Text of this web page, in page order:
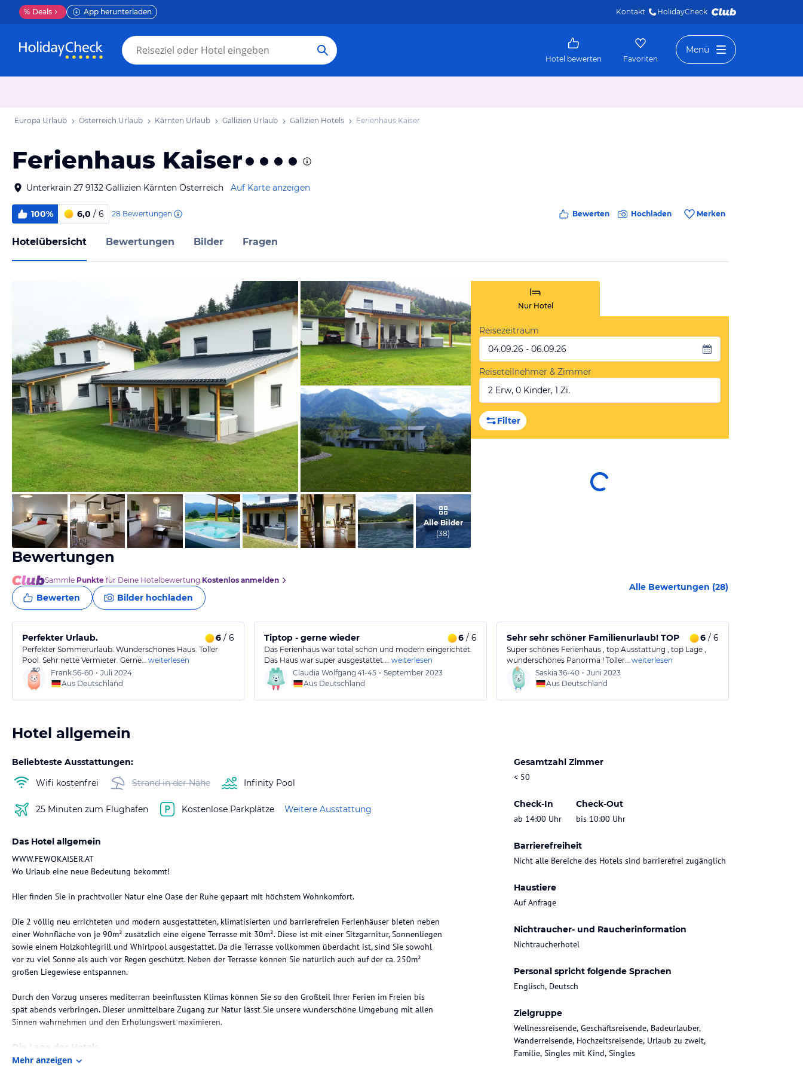
% Deals App herunterladen Kontakt HolidayCheck
Hotel bewerten Favoriten
Menü
Europa Urlaub Österreich Urlaub Kärnten Urlaub Gallizien Urlaub Gallizien Hotels Ferienhaus Kaiser
Ferienhaus Kaiser
Unterkrain 27 9132 Gallizien Kärnten Österreich Auf Karte anzeigen
100% 6,0 / 6 28 Bewertungen Bewerten Hochladen Merken
Hotelübersicht Bewertungen Bilder Fragen
vom Hotelier, Juni 2018
vom Hotelier, Juni 2018
vom Hotelier, Juni 2018
Alle Bilder
(38)
Nur Hotel
Reisezeitraum
04.09.26 - 06.09.26
Reiseteilnehmer & Zimmer
2 Erw, 0 Kinder, 1 Zi.
Filter
Bewertungen
Sammle Punkte für Deine Hotelbewertung.Kostenlos anmelden
Bewerten Bilder hochladen
Alle Bewertungen (28)
Perfekter Urlaub. 6 / 6
Perfekter Sommerurlaub. Wunderschönes Haus. Toller
Pool. Sehr nette Vermieter. Gerne… weiterlesen
Frank56-60 • Juli 2024
Aus Deutschland
Tiptop - gerne wieder 6/ 6
Das Ferienhaus war total schön und modern eingerichtet.
Das Haus war super ausgestattet.… weiterlesen
Claudia Wolfgang 41-45 • September 2023
Aus Deutschland
Sehr sehr schöner Familienurlaub! TOP 6/ 6
Super schönes Ferienhaus , top Ausstattung , top Lage ,
wunderschönes Panorma ! Toller… weiterlesen
Saskia 36-40 • Juni 2023
Aus Deutschland
Hotel allgemein
Beliebteste Ausstattungen:
Wifi kostenfrei
Strand in der Nähe Infinity Pool
25 Minuten zum Flughafen Kostenlose Parkplätze Weitere Ausstattung
Gesamtzahl Zimmer
< 50
Check-In
ab 14:00 Uhr
Check-Out
bis 10:00 Uhr
Barrierefreiheit
Nicht alle Bereiche des Hotels sind barrierefrei zugänglich
Haustiere
Auf Anfrage
Nichtraucher- und Raucherinformation
Nichtraucherhotel
Personal spricht folgende Sprachen
Englisch, Deutsch
Zielgruppe
Wellnessreisende, Geschäftsreisende, Badeurlauber,
Wanderreisende, Hochzeitsreisende, Urlaub zu zweit,
Familie, Singles mit Kind, Singles
Das Hotel allgemein
WWW.FEWOKAISER.AT
Wo Urlaub eine neue Bedeutung bekommt!
Hier finden Sie in prachtvoller Natur eine Oase der Ruhe gepaart mit höchstem Wohnkomfort.
Die 2 völlig neu errichteten und modern ausgestatteten, klimatisierten und barrierefreien Ferienhäuser bieten neben
einer Wohnfläche von je 90m² zusätzlich eine eigene Terrasse mit 30m². Diese ist mit einer Sitzgarnitur, Sonnenliegen
sowie einem Holzkohlegrill und Whirlpool ausgestattet. Da die Terrasse vollkommen überdacht ist, sind Sie sowohl
vor zu viel Sonne als auch vor Regen geschützt. Neben der Terrasse können Sie natürlich auch auf der ca. 250m²
großen Liegewiese entspannen.
Durch den Vorzug unseres mediterran beeinflussten Klimas können Sie so den Großteil Ihrer Ferien im Freien bis
spät abends verbringen. Dieser unmittelbare Zugang zur Natur lässt Sie unsere wunderschöne Umgebung mit allen
Sinnen wahrnehmen und den Erholungswert maximieren.
Die Lage des Hotels
Unsere Ferienhäuser befinden sich auf einer Anhöhe in südseitiger, sehr sonniger Lage ohne Durchgangsstrasse im
Mehr anzeigen